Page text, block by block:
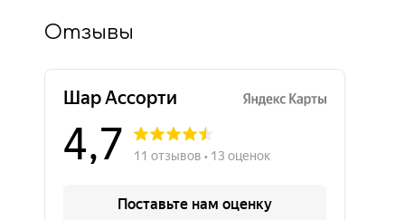
Отзывы